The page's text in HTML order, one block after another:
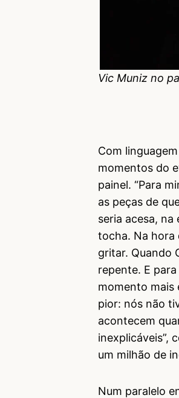
Vic Muniz no
Com
momentos do
painel. “Para
as peças de
seria acesa, na
tocha. Na hora
gritar. Quando
repente. E
momento mais
pior: nós não
acontecem
inexplicáveis”,
um milhão de
Num paralelo